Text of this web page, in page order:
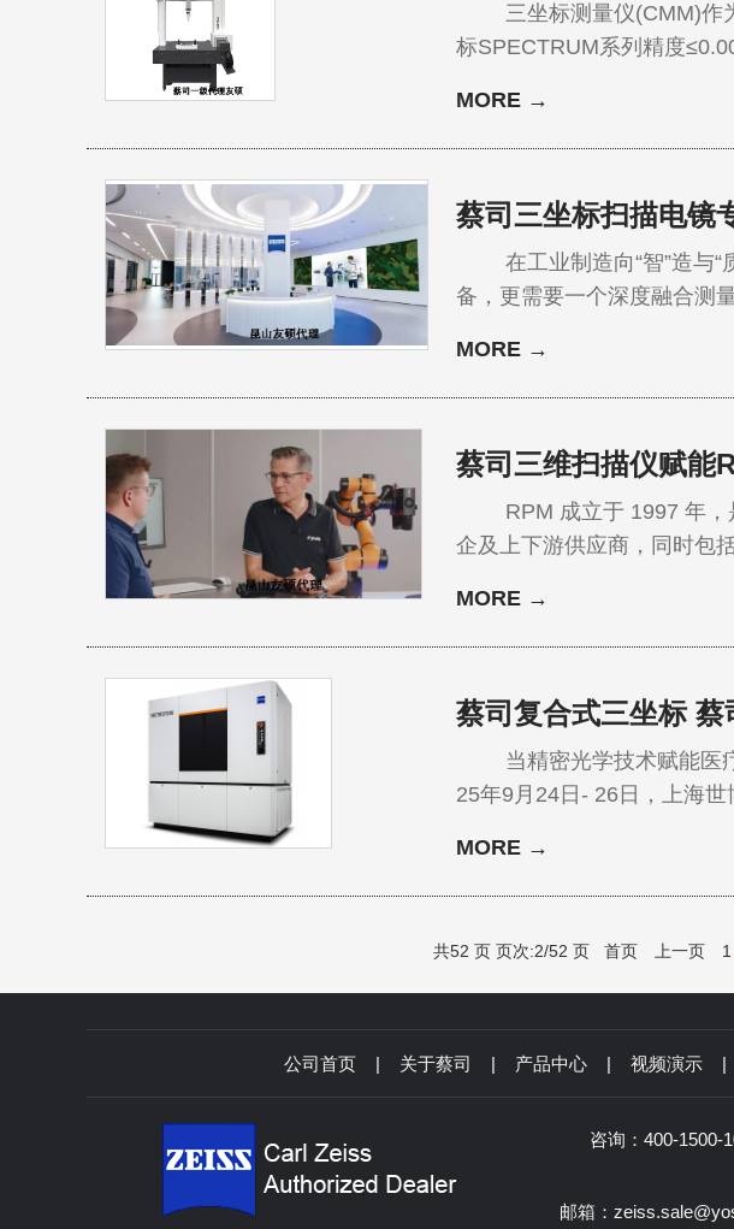
三坐标测量仪(CMM)作为
标SPECTRUM系列精度
坐标的安装远非“物理放置”
保设备性能发挥、避免长…
MORE →
蔡司三坐标扫描电镜
在工业制造向“智”造与“
备，更需要一个深度融合测量技术与专业
务解决方案，以优质、快速
注入持续动力。 蔡司…
MORE →
蔡司三维扫描仪赋能
RPM 成立于 1997 年，是采用 SLS 技术的纯原型制造公司，
企及上下游供应商，同时包
司三维扫描仪 ZEISS ScanCobot把控增材制造零件质量、落地产品创意。 01 为何选择蔡
司三维扫描仪…
MORE →
蔡司复合式三坐标
当精密光学技术赋能医疗
25年9月24日- 26日，上海
位，邀您共赴这场聚焦医
计、生产…
MORE →
共52 页 页次:2/52 页 首页 上一页 1
公司首页 | 关于蔡司 | 产品中心 | 视频演示 |
咨询：400-1500-
邮箱：